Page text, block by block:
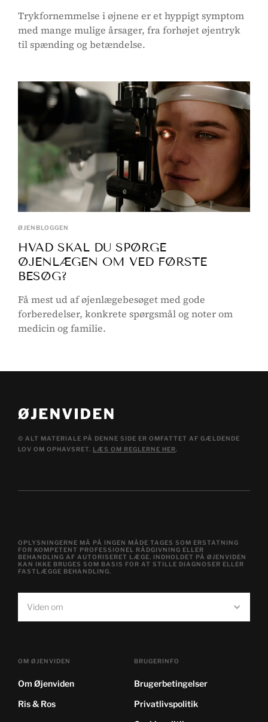
Trykfornemmelse i øjnene er et hyppigt symptom
med mange mulige årsager, fra forhøjet øjentryk
til spænding og betændelse.
ØJENBLOGGEN
HVAD SKAL DU SPØRGE
ØJENLÆGEN OM VED FØRSTE
BESØG?
Få mest ud af øjenlægebesøget med gode
forberedelser, konkrete spørgsmål og noter om
medicin og familie.
© ALT MATERIALE PÅ DENNE SIDE ER OMFATTET AF GÆLDENDE
LOV OM OPHAVSRET. LÆS OM REGLERNE HER.
Viden om
OPLYSNINGERNE MÅ PÅ INGEN MÅDE TAGES SOM ERSTATNING
FOR KOMPETENT PROFESSIONEL RÅDGIVNING ELLER
BEHANDLING AF AUTORISERET LÆGE. INDHOLDET PÅ ØJENVIDEN
KAN IKKE BRUGES SOM BASIS FOR AT STILLE DIAGNOSER ELLER
FASTLÆGGE BEHANDLING.
OM ØJENVIDEN
Om Øjenviden
Ris & Ros
BRUGERINFO
Brugerbetingelser
Privatlivspolitik